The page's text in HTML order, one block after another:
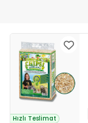
Hızlı Teslimat